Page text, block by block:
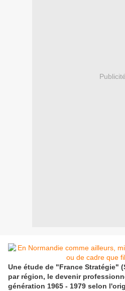
Publicité
Une étude de "France Stratégie"
par région, le devenir
génération 1965 - 1979 selon